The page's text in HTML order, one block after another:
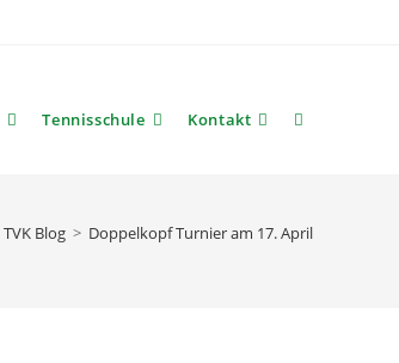
Tennisschule Kontakt Website-
TVK Blog > Doppelkopf Turnier am 17. April